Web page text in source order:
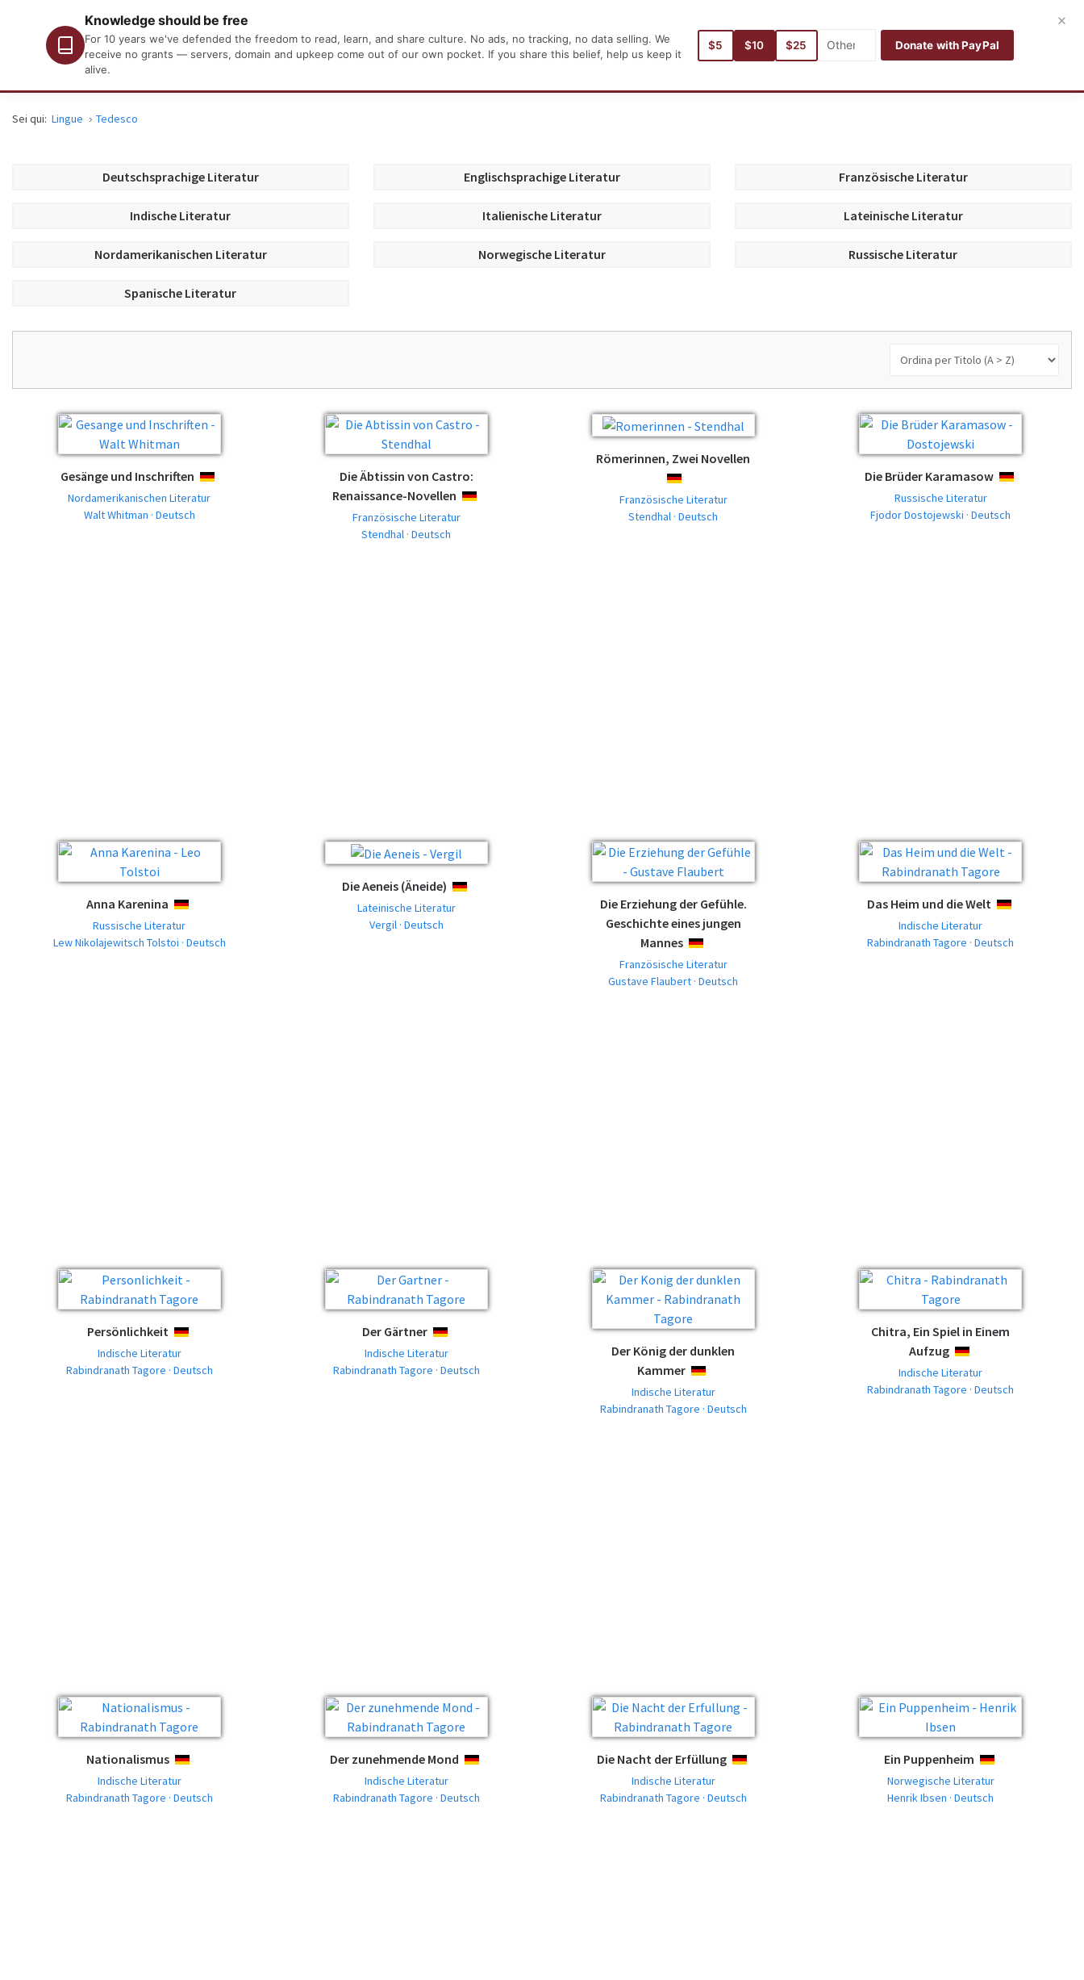
Italiano
Pagina principale Autori Categorie Ricerca
Knowledge should be free
For 10 years we've defended the freedom to read, learn, and share culture. No ads, no tracking, no data selling. We
receive no grants — servers, domain and upkeep come out of our own pocket. If you share this belief, help us keep it
alive.
$5 $10 $25 Donate with PayPal
×
Sei qui: Lingue Tedesco
Deutschsprachige Literatur Englischsprachige Literatur Französische Literatur
Indische Literatur Italienische Literatur Lateinische Literatur
Nordamerikanischen Literatur Norwegische Literatur Russische Literatur
Spanische Literatur
Gesänge und Inschriften DEUTSCH
Nordamerikanischen Literatur
Walt Whitman · Deutsch
Die Äbtissin von Castro:
Renaissance-Novellen
DEUTSCH
Französische Literatur
Stendhal · Deutsch
Römerinnen, Zwei Novellen
DEUTSCH
Französische Literatur
Stendhal · Deutsch
Die Brüder Karamasow DEUTSCH
Russische Literatur
Fjodor Dostojewski · Deutsch
Anna Karenina DEUTSCH
Russische Literatur
Lew Nikolajewitsch Tolstoi · Deutsch
Die Aeneis (Äneide) DEUTSCH
Lateinische Literatur
Vergil · Deutsch
Die Erziehung der Gefühle.
Geschichte eines jungen
Mannes DEUTSCH
Französische Literatur
Gustave Flaubert · Deutsch
Das Heim und die Welt DEUTSCH
Indische Literatur
Rabindranath Tagore · Deutsch
Persönlichkeit DEUTSCH
Indische Literatur
Rabindranath Tagore · Deutsch
Der Gärtner DEUTSCH
Indische Literatur
Rabindranath Tagore · Deutsch
Der König der dunklen
Kammer
DEUTSCH
Indische Literatur
Rabindranath Tagore · Deutsch
Chitra, Ein Spiel in Einem
Aufzug DEUTSCH
Indische Literatur
Rabindranath Tagore · Deutsch
Nationalismus DEUTSCH
Indische Literatur
Rabindranath Tagore · Deutsch
Der zunehmende Mond DEUTSCH
Indische Literatur
Rabindranath Tagore · Deutsch
Die Nacht der Erfüllung DEUTSCH
Indische Literatur
Rabindranath Tagore · Deutsch
Ein Puppenheim DEUTSCH
Norwegische Literatur
Henrik Ibsen · Deutsch